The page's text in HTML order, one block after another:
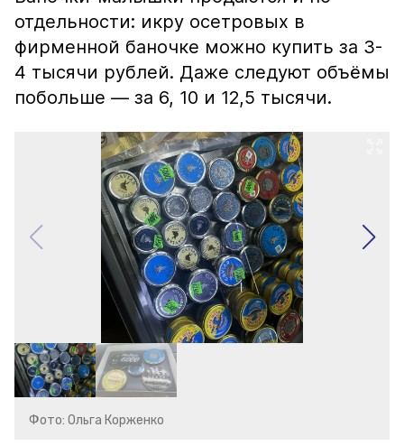
отдельности: икру осетровых в
фирменной баночке можно купить за 3-
4 тысячи рублей. Даже следуют объёмы
побольше — за 6, 10 и 12,5 тысячи.
Фото: Ольга Корженко